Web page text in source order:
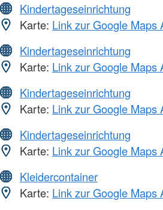
Kindertageseinrichtung
Karte: Link zur Google Maps
Kindertageseinrichtung
Karte: Link zur Google Maps
Kindertageseinrichtung
Karte: Link zur Google Maps
Kindertageseinrichtung
Karte: Link zur Google Maps
Kleidercontainer
Karte: Link zur Google Maps